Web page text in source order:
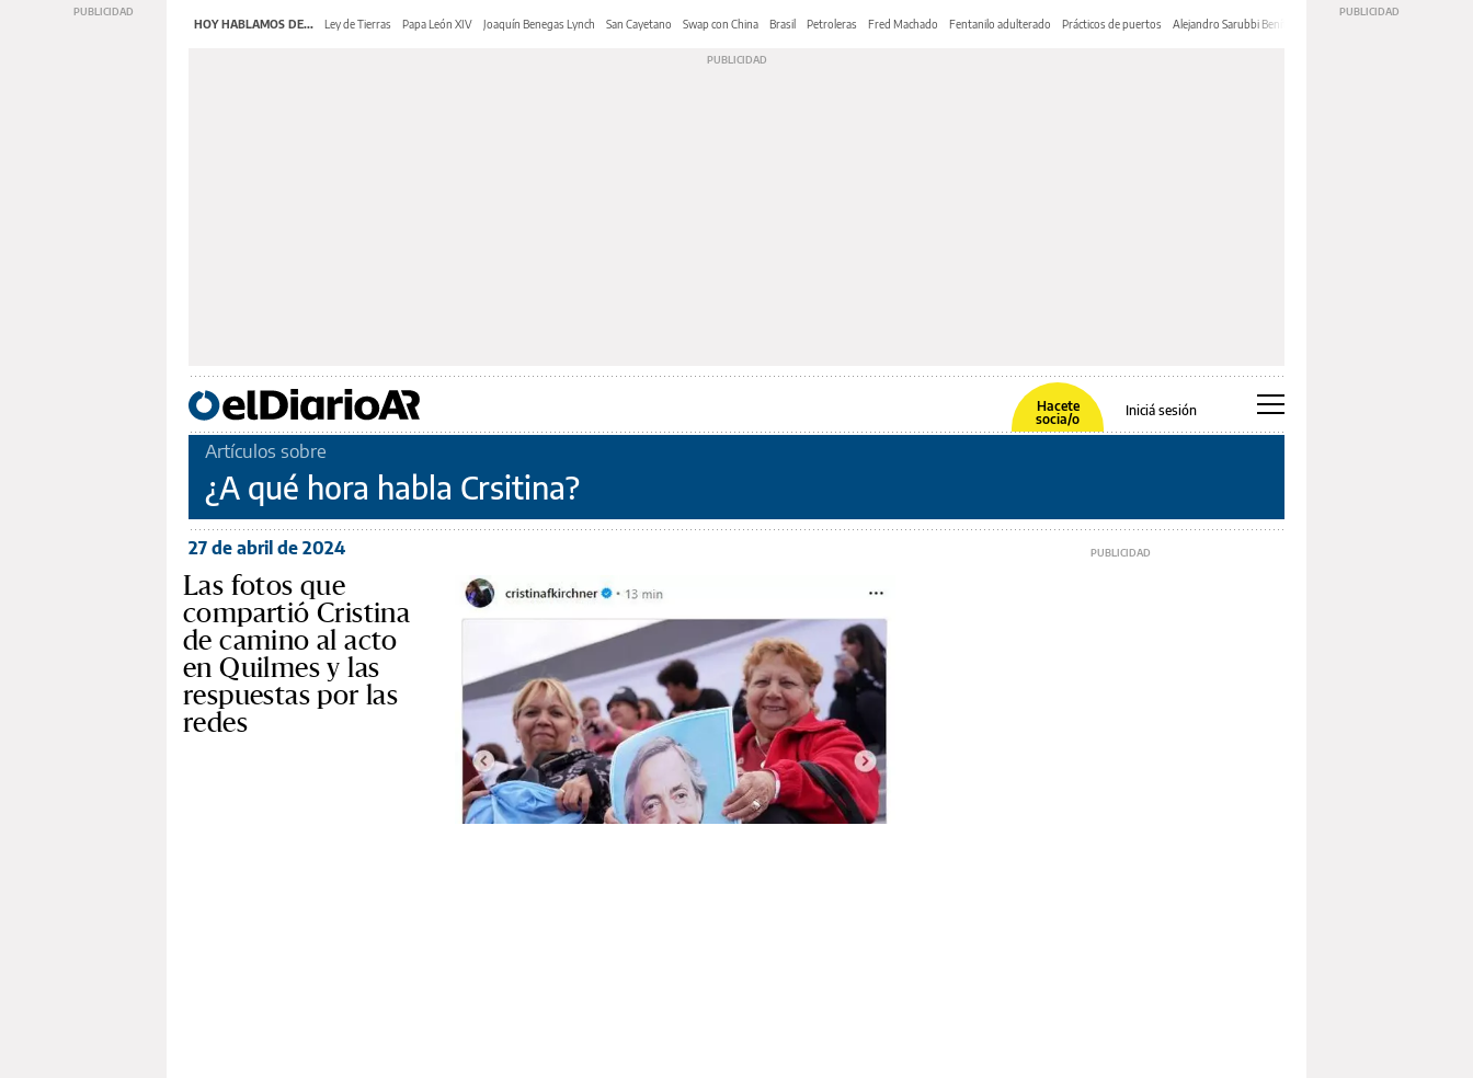
HOY HABLAMOS DE... Ley de Tierras Papa León XIV Joaquín Benegas Lynch San Cayetano Swap con China Brasil Petroleras Fred Machado Fentanilo adulterado Prácticos de puertos Alejandro Sarubbi Benítez
Hacete
socia/o
Iniciá sesión
Artículos sobre
¿A qué hora habla Crsitina?
27 de abril de 2024
Las fotos que
compartió Cristina
de camino al acto
en Quilmes y las
respuestas por las
redes